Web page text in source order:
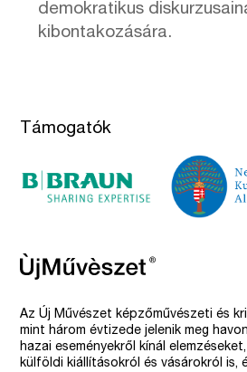
demokratikus
kibontakozására.
Támogatók
Az Új Művészet képzőművészeti és
mint három évtizede jelenik meg
hazai eseményekről kínál
külföldi kiállításokról és vásárokról is,